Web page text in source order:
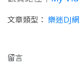
文章類型： 樂迷DJ網
留言